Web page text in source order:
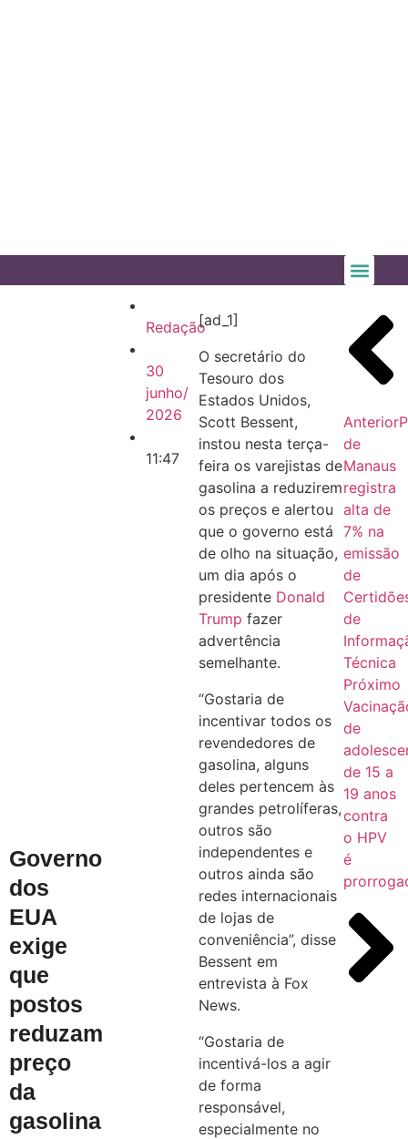
Governo
dos
EUA
exige
que
postos
reduzam
preço
da
gasolina
Redação
30
junho/
2026
11:47
[ad_1]
O secretário do
Tesouro dos
Estados Unidos,
Scott Bessent,
instou nesta terça-
feira os varejistas de
gasolina a reduzirem
os preços e alertou
que o governo está
de olho na situação,
um dia após o
presidente Donald
Trump fazer
advertência
semelhante.
“Gostaria de
incentivar todos os
revendedores de
gasolina, alguns
deles pertencem às
grandes petrolíferas,
outros são
independentes e
outros ainda são
redes internacionais
de lojas de
conveniência”, disse
Bessent em
entrevista à Fox
News.
“Gostaria de
incentivá-los a agir
de forma
responsável,
especialmente no
Anterior
de
Manaus
registra
alta de
7% na
emissão
de
de
Técnica
Próximo
de
de 15 a
19 anos
contra
o HPV
é